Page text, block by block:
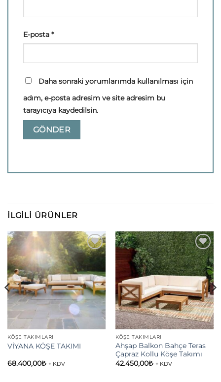
E-posta *
Daha sonraki yorumlarımda kullanılması için
adım, e-posta adresim ve site adresim bu
tarayıcıya kaydedilsin.
İLGILI ÜRÜNLER
Add to
KÖŞE TAKIMLARI
VİYANA KÖŞE TAKIMI
68.400,00₺ + KDV
Add to
wishlist
KÖŞE TAKIMLARI
Ahşap Balkon Bahçe Teras
Çapraz Kollu Köşe Takımı
42.450,00₺ + KDV